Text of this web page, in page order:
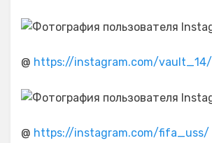
@ https://instagram.com/vault_14/
@ https://instagram.com/fifa_uss/